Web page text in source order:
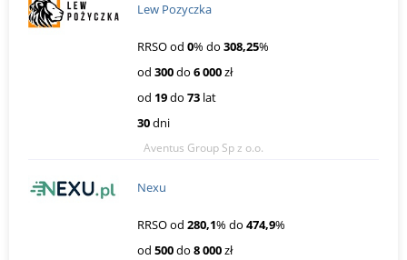
Lew Pozyczka
RRSO od 0% do 308,25%
od 300do 6 000zł
od 19do 73 lat
30dni
Aventus Group Sp z o.o.
Nexu
RRSO od 280,1% do 474,9%
od 500do 8 000zł